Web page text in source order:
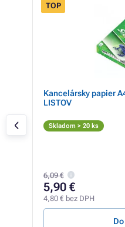
TOP
Kancelársky papier
LISTOV
Skladom > 20 ks
6,09 €
5,90 €
4,80 € bez DPH